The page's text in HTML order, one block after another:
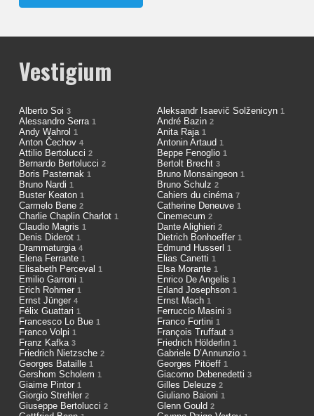
Vestigium
Alberto Soi 3 Aleksandr Isaevič Solženicyn 1
Alessandro Serra 1 André Bazin 2
Andy Wahrol 1 Anita Raja 1
Anton Čechov 4 Antonin Artaud 1
Attilio Bertolucci 2 Beppe Fenoglio 1
Bernardo Bertolucci 2 Bertolt Brecht 3
Boris Pasternak 1 Bruno Monsaingeon 1
Bruno Nardi 1 Bruno Schulz 2
Buster Keaton 1 Cahiers du cinéma 7
Carmelo Bene 2 Catherine Deneuve 1
Charlie Chaplin Charlot 1 Cinemecum 2
Claudio Magris 1 Dante Alighieri 2
Denis Diderot 1 Dietrich Bonhoeffer 1
Drammaturgia 4 Edmund Husserl 1
Elena Ferrante 1 Elias Canetti 1
Elisabeth Perceval 1 Elsa Morante 1
Emilio Garroni 1 Enrico De Angelis 1
Erich Rohmer 1 Erland Josephson 1
Ernst Jünger 4 Ernst Mach 1
Félix Guattari 1 Ferruccio Masini 3
Francesco Lo Bue 1 Franco Fortini 1
Franco Volpi 1 François Truffaut 3
Franz Kafka 3 Friedrich Hölderlin 1
Friedrich Nietzsche 2 Gabriele D’Annunzio 1
Georges Bataille 1 Georges Pitöeff 1
Gershom Scholem 1 Giacomo Debenedetti 3
Giaime Pintor 1 Gilles Deleuze 2
Giorgio Strehler 2 Giuliano Baioni 1
Giuseppe Bertolucci 2 Glenn Gould 2